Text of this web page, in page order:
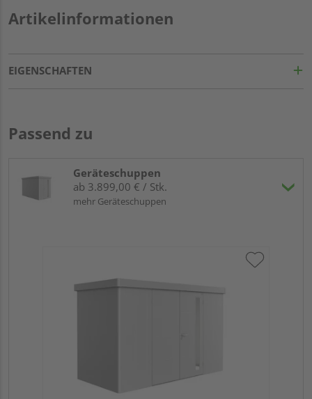
Artikelinformationen
EIGENSCHAFTEN
Passend zu
Geräteschuppen
ab 3.899,00 € / Stk.
mehr Geräteschuppen